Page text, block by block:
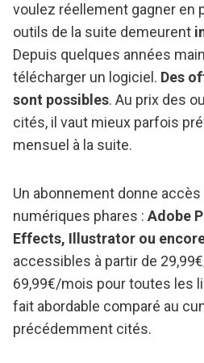
voulez réellement gagner en
outils de la suite demeurent
Depuis quelques années
télécharger un logiciel. Des
sont possibles. Au prix des
cités, il vaut mieux parfois
mensuel à la suite.
Un abonnement donne
numériques phares : Adobe
Effects, Illustrator ou
accessibles à partir de
69,99€/mois pour toutes les
fait abordable comparé au
précédemment cités.